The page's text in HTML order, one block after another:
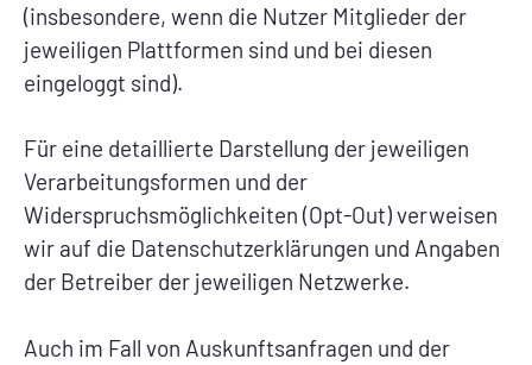
(insbesondere, wenn die Nutzer Mitglieder der
jeweiligen Plattformen sind und bei diesen
eingeloggt sind).
Für eine detaillierte Darstellung der jeweiligen
Verarbeitungsformen und der
Widerspruchsmöglichkeiten (Opt-Out) verweisen
wir auf die Datenschutzerklärungen und Angaben
der Betreiber der jeweiligen Netzwerke.
Auch im Fall von Auskunftsanfragen und der